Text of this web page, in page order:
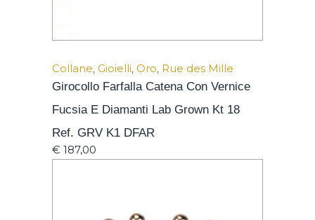
Collane Gioielli Oro Rue des Mille
Girocollo Farfalla Catena Con Vernice
Fucsia E Diamanti Lab Grown Kt 18
Ref. GRV K1 DFAR
€ 187,00